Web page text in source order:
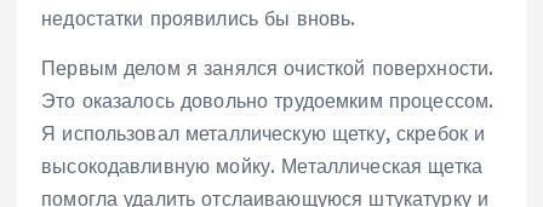
недостатки проявились бы вновь.
Первым делом я занялся очисткой поверхности.
Это оказалось довольно трудоемким процессом.
Я использовал металлическую щетку, скребок и
высокодавливную мойку. Металлическая щетка
помогла удалить отслаивающуюся штукатурку и